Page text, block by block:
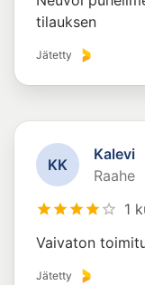
tilauksen
Jätetty
KK
Kalevi
Raahe
1
Vaivaton
Jätetty